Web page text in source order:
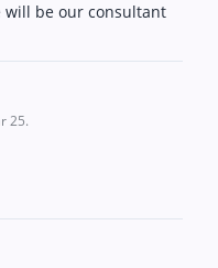
be our consultant
25.